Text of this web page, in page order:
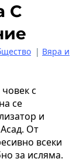
С
| Вяра и
с
се
и
От
всеки
за исляма.